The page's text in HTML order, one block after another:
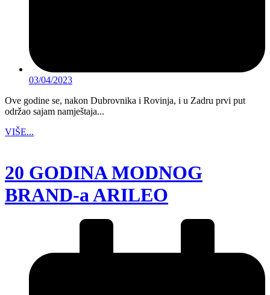
03/04/2023
Ove godine se, nakon Dubrovnika i Rovinja, i u Zadru prvi put
održao sajam namještaja...
VIŠE...
20 GODINA MODNOG
BRAND-a ARILEO